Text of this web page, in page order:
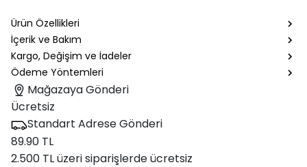
Ürün Özellikleri
İçerik ve Bakım
Kargo, Değişim ve İadeler
Ödeme Yöntemleri
Mağazaya Gönderi
Ücretsiz
Standart Adrese Gönderi
89.90 TL
2.500 TL üzeri siparişlerde ücretsiz